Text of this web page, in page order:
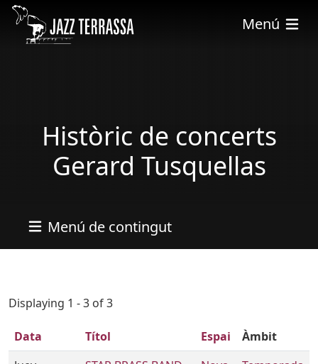
Pasar al contenido principal
Menú
Històric de concerts
Gerard Tusquellas
Menú de contingut
Displaying 1 - 3 of 3
Data Títol Espai
Àmbit